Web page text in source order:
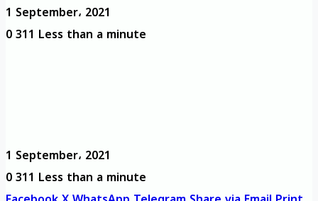
1 September، 2021
0311 Less than a minute
1 September، 2021
0311 Less than a minute